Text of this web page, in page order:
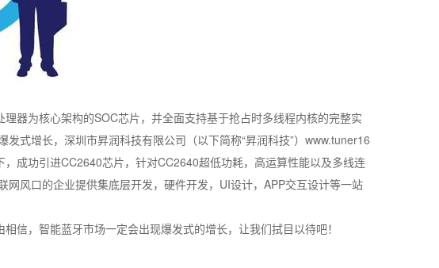
为核心架构的SOC芯片，并全面支持基于抢占时多线程内核的完整实
式增长，深圳市昇润科技有限公司（以下简称“昇润科技”）www.tuner16
成功引进CC2640芯片，针对CC2640超低功耗，高运算性能以及多线连
风口的企业提供集底层开发，硬件开发，UI设计，APP交互设计等一站
，智能蓝牙市场一定会出现爆发式的增长，让我们拭目以待吧！